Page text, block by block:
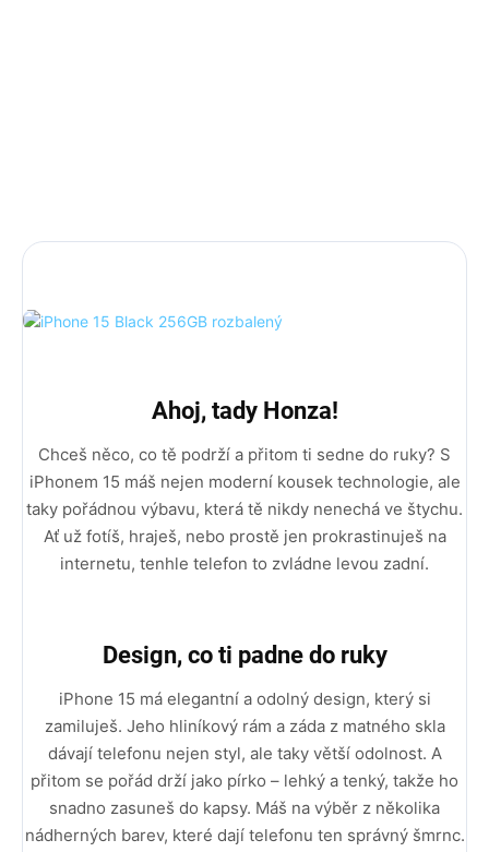
Ahoj, tady Honza!
Chceš něco, co tě podrží a přitom ti sedne do ruky? S
iPhonem 15 máš nejen moderní kousek technologie, ale
taky pořádnou výbavu, která tě nikdy nenechá ve štychu.
Ať už fotíš, hraješ, nebo prostě jen prokrastinuješ na
internetu, tenhle telefon to zvládne levou zadní.
Design, co ti padne do ruky
iPhone 15 má elegantní a odolný design, který si
zamiluješ. Jeho hliníkový rám a záda z matného skla
dávají telefonu nejen styl, ale taky větší odolnost. A
přitom se pořád drží jako pírko – lehký a tenký, takže ho
snadno zasuneš do kapsy. Máš na výběr z několika
nádherných barev, které dají telefonu ten správný šmrnc.